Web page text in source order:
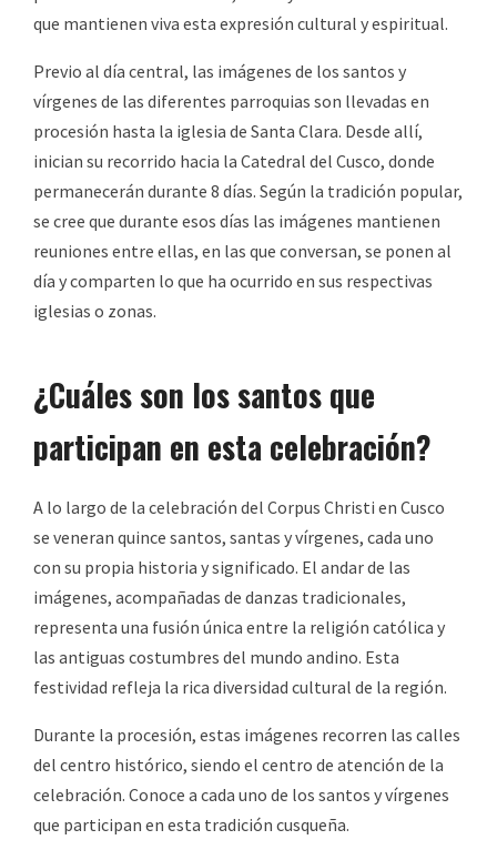
que mantienen viva esta expresión cultural y espiritual.
Previo al día central, las imágenes de los santos y
vírgenes de las diferentes parroquias son llevadas en
procesión hasta la iglesia de Santa Clara. Desde allí,
inician su recorrido hacia la Catedral del Cusco, donde
permanecerán durante 8 días. Según la tradición popular,
se cree que durante esos días las imágenes mantienen
reuniones entre ellas, en las que conversan, se ponen al
día y comparten lo que ha ocurrido en sus respectivas
iglesias o zonas.
¿Cuáles son los santos que
participan en esta celebración?
A lo largo de la celebración del Corpus Christi en Cusco
se veneran quince santos, santas y vírgenes, cada uno
con su propia historia y significado. El andar de las
imágenes, acompañadas de danzas tradicionales,
representa una fusión única entre la religión católica y
las antiguas costumbres del mundo andino. Esta
festividad refleja la rica diversidad cultural de la región.
Durante la procesión, estas imágenes recorren las calles
del centro histórico, siendo el centro de atención de la
celebración. Conoce a cada uno de los santos y vírgenes
que participan en esta tradición cusqueña.